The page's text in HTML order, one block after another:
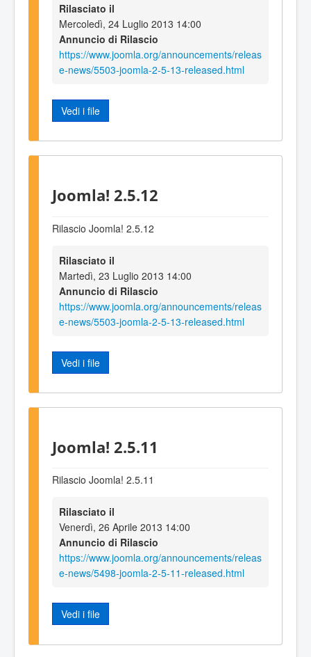
Rilasciato il
Mercoledì, 24 Luglio 2013 14:00
Annuncio di Rilascio
https://www.joomla.org/announcements/releas
e-news/5503-joomla-2-5-13-released.html
Vedi i file
Joomla! 2.5.12
Rilascio Joomla! 2.5.12
Rilasciato il
Martedì, 23 Luglio 2013 14:00
Annuncio di Rilascio
https://www.joomla.org/announcements/releas
e-news/5503-joomla-2-5-13-released.html
Vedi i file
Joomla! 2.5.11
Rilascio Joomla! 2.5.11
Rilasciato il
Venerdì, 26 Aprile 2013 14:00
Annuncio di Rilascio
https://www.joomla.org/announcements/releas
e-news/5498-joomla-2-5-11-released.html
Vedi i file